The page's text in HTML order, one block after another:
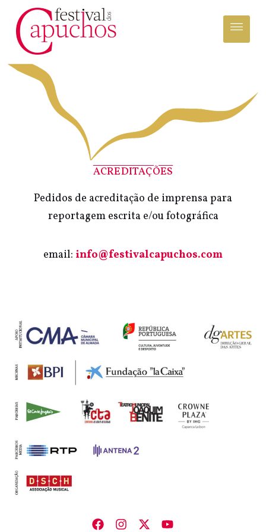
ACREDITAÇÕES
Pedidos de acreditação de imprensa para
reportagem escrita e/ou fotográfica
email: info@festivalcapuchos.com